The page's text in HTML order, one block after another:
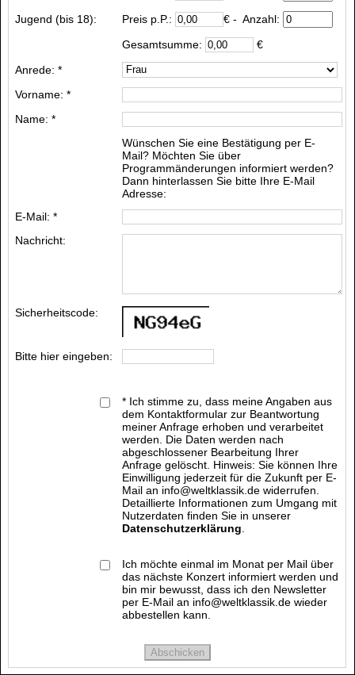
Jugend (bis 18): Preis p.P.: € - Anzahl:
Gesamtsumme:
€
Anrede: *
Vorname: *
Name: *
Wünschen Sie eine Bestätigung per E-
Mail? Möchten Sie über
Programmänderungen informiert werden?
Dann hinterlassen Sie bitte Ihre E-Mail
Adresse:
E-Mail: *
Nachricht:
Sicherheitscode:
Bitte hier eingeben:
* Ich stimme zu, dass meine Angaben aus
dem Kontaktformular zur Beantwortung
meiner Anfrage erhoben und verarbeitet
werden. Die Daten werden nach
abgeschlossener Bearbeitung Ihrer
Anfrage gelöscht. Hinweis: Sie können Ihre
Einwilligung jederzeit für die Zukunft per E-
Mail an info@weltklassik.de widerrufen.
Detaillierte Informationen zum Umgang mit
Nutzerdaten finden Sie in unserer
Datenschutzerklärung
Ich möchte einmal im Monat per Mail über
das nächste Konzert informiert werden und
bin mir bewusst, dass ich den Newsletter
per E-Mail an info@weltklassik.de wieder
abbestellen kann.